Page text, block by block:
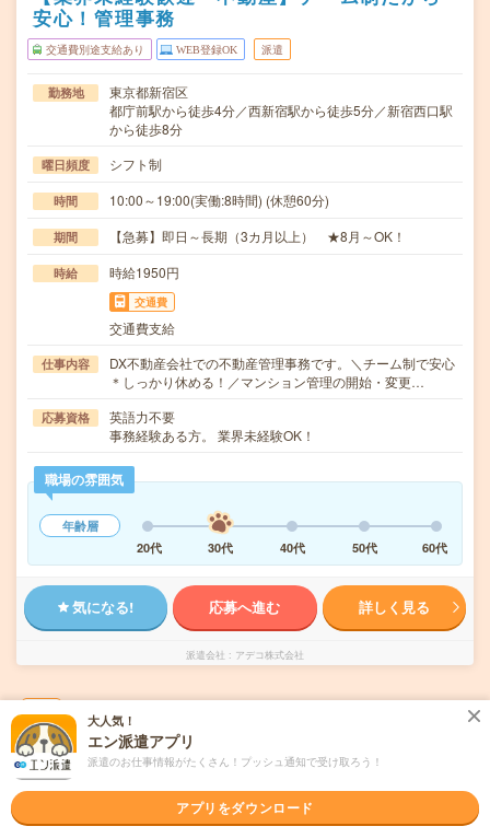
安心！管理事務
交通費別途支給あり WEB登録OK 派遣
勤務地
東京都新宿区
都庁前駅から徒歩4分／西新宿駅から徒歩5分／新宿西口駅
から徒歩8分
曜日頻度 シフト制
時間 10:00～19:00(実働:8時間) (休憩60分)
期間 【急募】即日～長期（3カ月以上） ★8月～OK！
時給 時給1950円
交通費
交通費支給
仕事内容
DX不動産会社での不動産管理事務です。＼チーム制で安心
＊しっかり休める！／マンション管理の開始・変更…
応募資格
英語力不要
事務経験ある方。 業界未経験OK！
職場の雰囲気
年齢層
20代
30代 40代 50代 60代
気になる! 応募へ進む 詳しく見る
派遣会社 アデコ株式会社
＜未経験OK×服装自由×入力できればOK＞カ
ンタン事務！
交通費別途支給あり 土日祝日が休み
大人気！
エン派遣アプリ
派遣のお仕事情報がたくさん！プッシュ通知で受け取ろう！
アプリをダウンロード